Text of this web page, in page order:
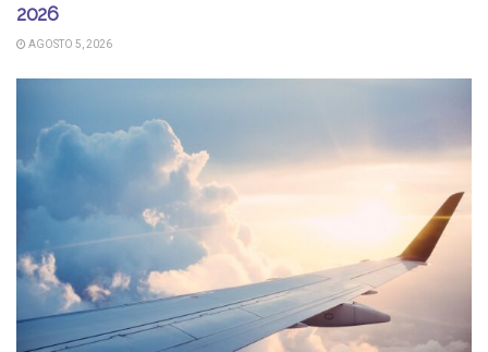
2026
AGOSTO 5, 2026